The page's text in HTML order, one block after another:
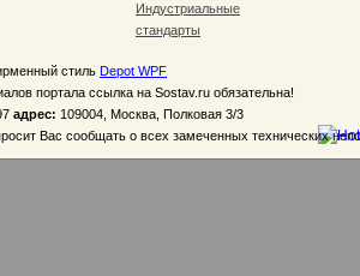
Индустриальные
стандарты
стиль Depot WPF
портала ссылка на Sostav.ru обязательна!
адрес: 109004, Москва, Полковая 3/3
Вас сообщать о всех замеченных технических